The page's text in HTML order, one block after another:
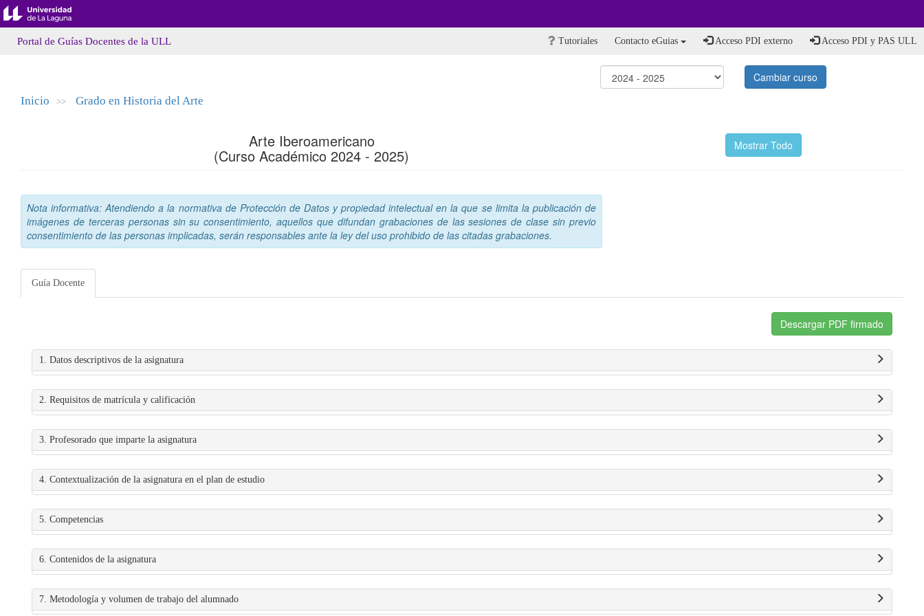
Portal de Guías Docentes de la ULL Tutoriales Contacto eGuias Acceso PDI externo Acceso PDI y PAS ULL
Cambiar curso
Inicio >> Grado en Historia del Arte
Arte Iberoamericano
(Curso Académico 2024 - 2025)
Mostrar Todo
Nota informativa: Atendiendo a la normativa de Protección de Datos y propiedad intelectual en la que se limita la publicación de
imágenes de terceras personas sin su consentimiento, aquellos que difundan grabaciones de las sesiones de clase sin previo
consentimiento de las personas implicadas, serán responsables ante la ley del uso prohibido de las citadas grabaciones.
Guía Docente
Descargar PDF firmado
1. Datos descriptivos de la asignatura
2. Requisitos de matrícula y calificación
3. Profesorado que imparte la asignatura
4. Contextualización de la asignatura en el plan de estudio
5. Competencias
6. Contenidos de la asignatura
7. Metodología y volumen de trabajo del alumnado